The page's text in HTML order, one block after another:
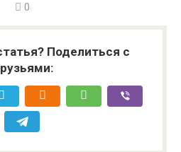
0
Поделиться с